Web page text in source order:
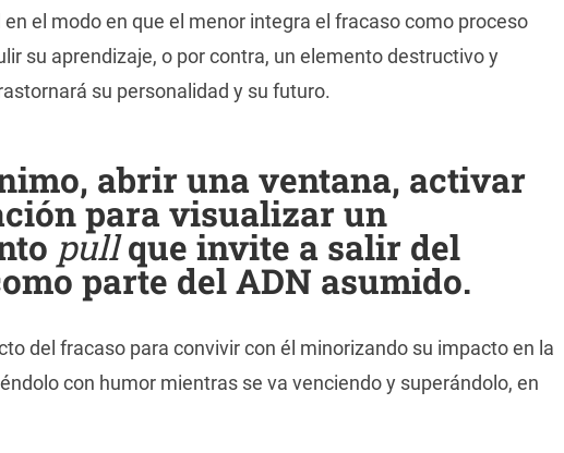
el modo en que el menor integra el fracaso como proceso
su aprendizaje, o por contra, un elemento destructivo y
su personalidad y su futuro.
abrir una ventana, activar
para visualizar un
pullque invite a salir del
parte del ADN asumido.
del fracaso para convivir con él minorizando su impacto en la
con humor mientras se va venciendo y superándolo, en